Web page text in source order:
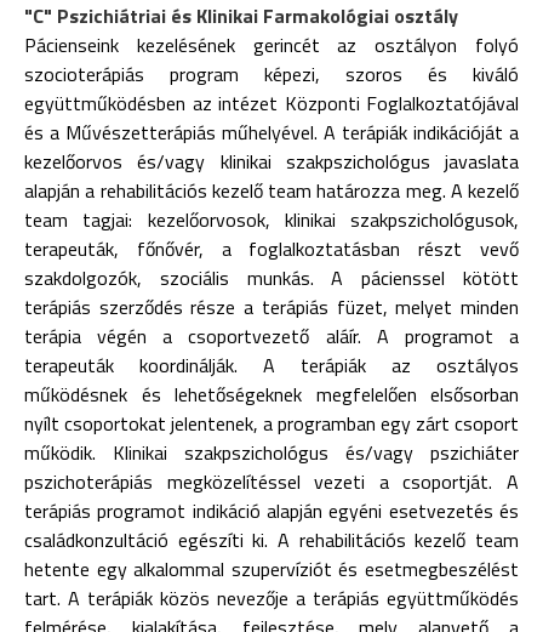
"C" Pszichiátriai és Klinikai Farmakológiai osztály
Pácienseink kezelésének gerincét az osztályon folyó
szocioterápiás program képezi, szoros és kiváló
együttműködésben az intézet Központi Foglalkoztatójával
és a Művészetterápiás műhelyével. A terápiák indikációját a
kezelőorvos és/vagy klinikai szakpszichológus javaslata
alapján a rehabilitációs kezelő team határozza meg. A kezelő
team tagjai: kezelőorvosok, klinikai szakpszichológusok,
terapeuták, főnővér, a foglalkoztatásban részt vevő
szakdolgozók, szociális munkás. A pácienssel kötött
terápiás szerződés része a terápiás füzet, melyet minden
terápia végén a csoportvezető aláír. A programot a
terapeuták koordinálják. A terápiák az osztályos
működésnek és lehetőségeknek megfelelően elsősorban
nyílt csoportokat jelentenek, a programban egy zárt csoport
működik. Klinikai szakpszichológus és/vagy pszichiáter
pszichoterápiás megközelítéssel vezeti a csoportját. A
terápiás programot indikáció alapján egyéni esetvezetés és
családkonzultáció egészíti ki. A rehabilitációs kezelő team
hetente egy alkalommal szupervíziót és esetmegbeszélést
tart. A terápiák közös nevezője a terápiás együttműködés